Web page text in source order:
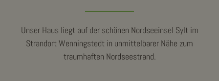
Unser Haus liegt auf der schönen Nordseeinsel Sylt im
Strandort Wenningstedt in unmittelbarer Nähe zum
traumhaften Nordseestrand.